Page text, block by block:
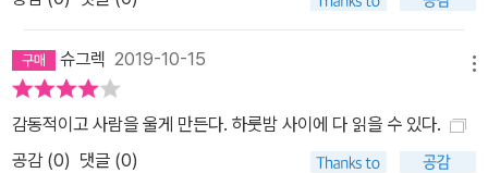
슈그렉 2019-10-15
감동적이고 사람을 울게 만든다. 하룻밤 사이에 다 읽을 수 있다.
공감 (0) 댓글 (0)